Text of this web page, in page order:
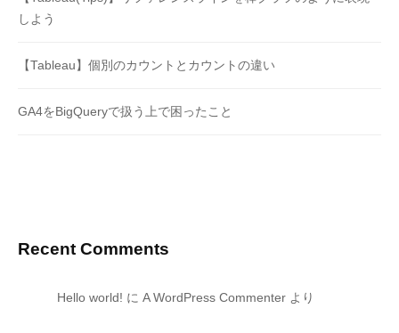
しよう
【Tableau】個別のカウントとカウントの違い
GA4をBigQueryで扱う上で困ったこと
Recent Comments
Hello world! に A WordPress Commenterより